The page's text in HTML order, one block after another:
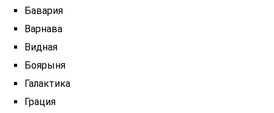
Бавария
Варнава
Видная
Боярыня
Галактика
Грация